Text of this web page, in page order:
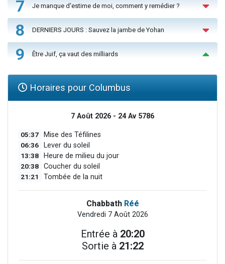
7 Je manque d'estime de moi, comment y remédier ?
8 DERNIERS JOURS : Sauvez la jambe de Yohan
9 Être Juif, ça vaut des milliards
Horaires pour Columbus
7 Août 2026 - 24 Av 5786
05:37 Mise des Téfilines
06:36 Lever du soleil
13:38 Heure de milieu du jour
20:38 Coucher du soleil
21:21 Tombée de la nuit
Chabbath Réé
Vendredi 7 Août 2026
Entrée à 20:20
Sortie à 21:22